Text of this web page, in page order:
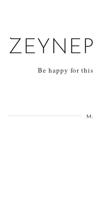
Be happy for